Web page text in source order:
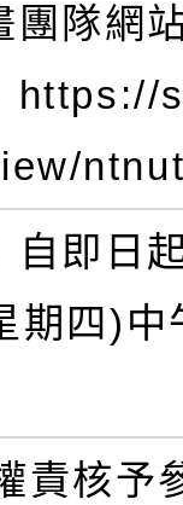
團隊網
https://
自即日
期四)中
責核予